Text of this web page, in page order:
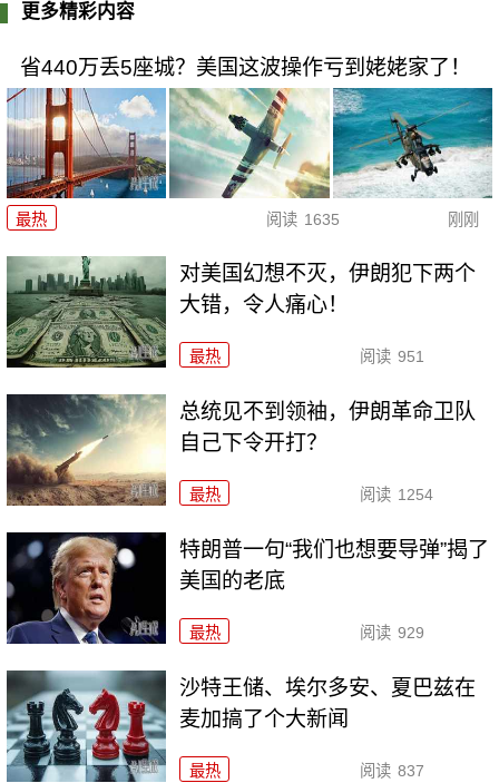
更多精彩内容
省440万丢5座城？美国这波操作亏到姥姥家了！
最热 阅读 1635 刚刚
对美国幻想不灭，伊朗犯下两个
大错，令人痛心！
最热 阅读 951
总统见不到领袖，伊朗革命卫队
自己下令开打？
最热 阅读 1254
特朗普一句“我们也想要导弹”揭了
美国的老底
最热 阅读 929
沙特王储、埃尔多安、夏巴兹在
麦加搞了个大新闻
最热 阅读 837